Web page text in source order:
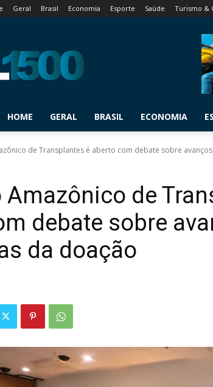
Geral Brasil Economia Esporte Saúde Turismo &
HOME GERAL BRASIL ECONOMIA
de Transplantes é aberto com debate sobre
Amazônico de
debate sobre
da doação